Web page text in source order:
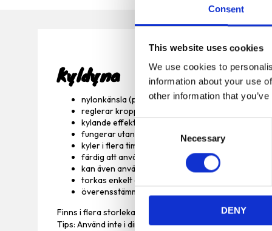
Consent
This website uses cookies
We use cookies to
information about your use
other information that
C
n
s
e
n
t
S
Necessary
DENY
Kyldyna
nylonkänsla (polyester)
reglerar kroppstemperaturen
kylande effekt vid kroppskontakt
fungerar utan ytterligare kylning, elektricitet eller
kyler i flera timmar
färdig att använda igen efter ett kort avbrott
kan även användas t.ex. i bäddar, hundkojor eller i
torkas enkelt av vid rengörning
överensstämmer med djurskydd enligt § 18 (AT)
Finns i flera storlekar.
Tips: Använd inte i direkt solljus. Använd inte i